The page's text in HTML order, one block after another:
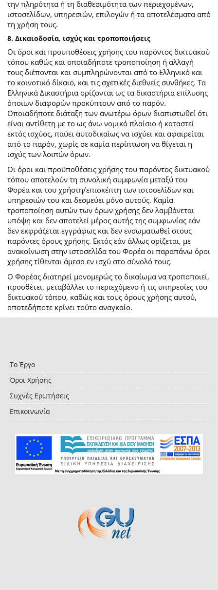
την πληρότητα ή τη διαθεσιμότητα των περιεχομένων,
ιστοσελίδων, υπηρεσιών, επιλογών ή τα αποτελέσματα από
τη χρήση τους.
8. Δικαιοδοσία, ισχύς και τροποποιήσεις
Οι όροι και προϋποθέσεις χρήσης του παρόντος δικτυακού
τόπου καθώς και οποιαδήποτε τροποποίηση ή αλλαγή
τους διέπονται και συμπληρώνονται από το Ελληνικό και
το κοινοτικό δίκαιο, και τις σχετικές διεθνείς συνθήκες. Τα
Ελληνικά Δικαστήρια ορίζονται ως τα δικαστήρια επίλυσης
όποιων διαφορών προκύπτουν από το παρόν.
Οποιαδήποτε διάταξη των ανωτέρω όρων διαπιστωθεί ότι
είναι αντίθετη με το ως άνω νομικό πλαίσιο ή καταστεί
εκτός ισχύος, παύει αυτοδικαίως να ισχύει και αφαιρείται
από το παρόν, χωρίς σε καμία περίπτωση να θίγεται η
ισχύς των λοιπών όρων.
Οι όροι και προϋποθέσεις χρήσης του παρόντος δικτυακού
τόπου αποτελούν τη συνολική συμφωνία μεταξύ του
Φορέα και του χρήστη/επισκέπτη των ιστοσελίδων και
υπηρεσιών του και δεσμεύει μόνο αυτούς. Καμία
τροποποίηση αυτών των όρων χρήσης δεν λαμβάνεται
υπόψη και δεν αποτελεί μέρος αυτής της συμφωνίας εάν
δεν εκφράζεται εγγράφως και δεν ενσωματωθεί στους
παρόντες όρους χρήσης. Εκτός εάν άλλως ορίζεται, με
ανακοίνωση στην ιστοσελίδα του Φορέα οι παραπάνω όροι
χρήσης τίθενται άμεσα εν ισχύ στο σύνολό τους.
Ο Φορέας διατηρεί μονομερώς το δικαίωμα να τροποποιεί,
προσθέτει, μεταβάλλει το περιεχόμενο ή τις υπηρεσίες του
δικτυακού τόπου, καθώς και τους όρους χρήσης αυτού,
οποτεδήποτε κρίνει τούτο αναγκαίο.
Το Έργο
Όροι Χρήσης
Συχνές Ερωτήσεις
Επικοινωνία